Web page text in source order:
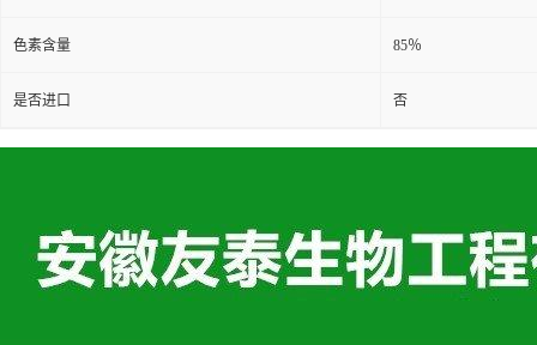
色素含量 85％
是否进口 否